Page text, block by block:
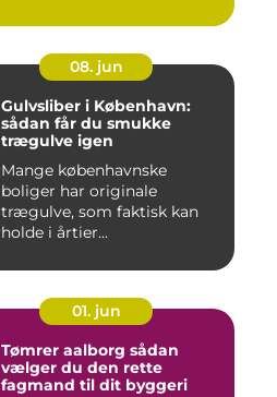
08. jun
Gulvsliber i København:
sådan får du smukke
trægulve igen
Mange københavnske
boliger har originale
trægulve, som faktisk kan
holde i årtier...
01. jun
Tømrer aalborg sådan
vælger du den rette
fagmand til dit byggeri